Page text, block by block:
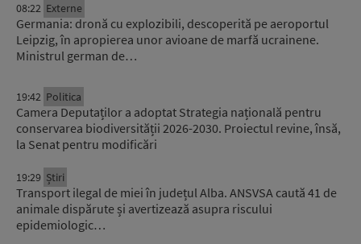
08:22 Externe
Germania: dronă cu explozibili, descoperită pe aeroportul
Leipzig, în apropierea unor avioane de marfă ucrainene.
Ministrul german de…
19:42 Politica
Camera Deputaților a adoptat Strategia națională pentru
conservarea biodiversității 2026-2030. Proiectul revine, însă,
la Senat pentru modificări
19:29 Știri
Transport ilegal de miei în județul Alba. ANSVSA caută 41 de
animale dispărute și avertizează asupra riscului
epidemiologic…